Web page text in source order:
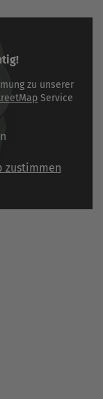
zu unserer
Service
zustimmen